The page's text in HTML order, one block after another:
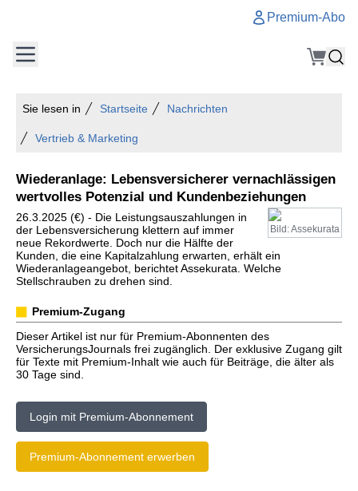
Premium-Abo
Sie lesen in Startseite Nachrichten
Vertrieb & Marketing
Wiederanlage: Lebensversicherer vernachlässigen
wertvolles Potenzial und Kundenbeziehungen
Bild: Assekurata
26.3.2025 (€) - Die Leistungsauszahlungen in
der Lebensversicherung klettern auf immer
neue Rekordwerte. Doch nur die Hälfte der
Kunden, die eine Kapitalzahlung erwarten, erhält ein
Wiederanlageangebot, berichtet Assekurata. Welche
Stellschrauben zu drehen sind.
Premium-Zugang
Dieser Artikel ist nur für Premium-Abonnenten des
VersicherungsJournals frei zugänglich. Der exklusive Zugang gilt
für Texte mit Premium-Inhalt wie auch für Beiträge, die älter als
30 Tage sind.
Login mit Premium-Abonnement
Premium-Abonnement erwerben